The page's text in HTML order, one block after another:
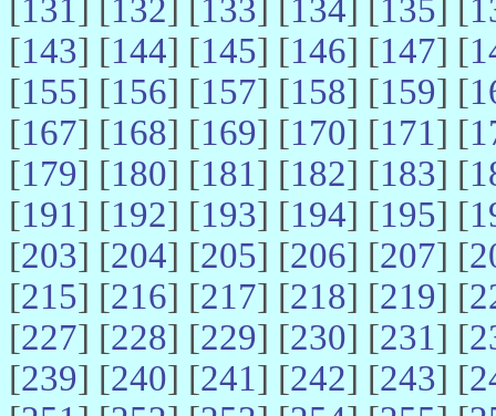
[131] [132] [133] [134] [135] [
[143] [144] [145] [146] [147] [
[155] [156] [157] [158] [159] [
[167] [168] [169] [170] [171] [
[179] [180] [181] [182] [183] [
[191] [192] [193] [194] [195] [
[203] [204] [205] [206] [207] [
[215] [216] [217] [218] [219] [
[227] [228] [229] [230] [231] [
[239] [240] [241] [242] [243] [